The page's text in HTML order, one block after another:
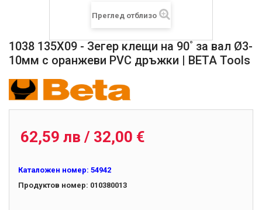
Преглед отблизо
1038 135X09 - Зегер клещи на 90˚ за вал Ø3-
10мм с оранжеви PVC дръжки | BETA Tools
62,59 лв / 32,00 €
Каталожен номер: 54942
Продуктов номер: 010380013